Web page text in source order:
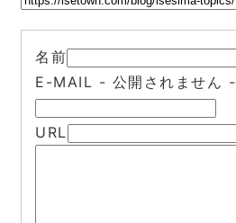
名前
E-MAIL - 公開されません -
URL